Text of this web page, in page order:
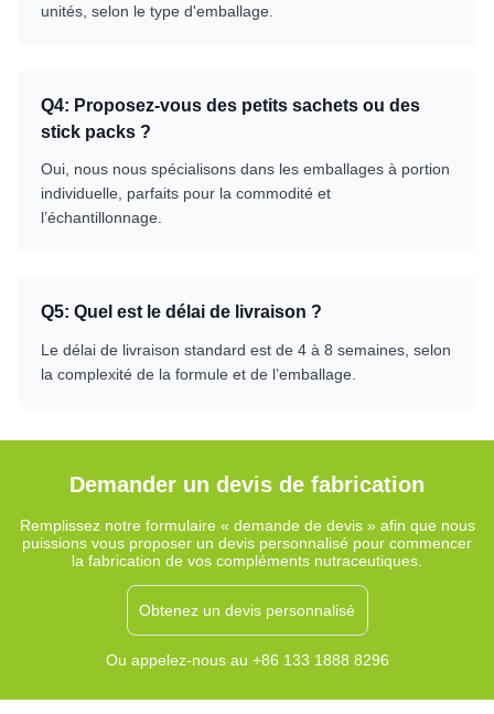
unités, selon le type d'emballage.
Q4: Proposez-vous des petits sachets ou des
stick packs ?
Oui, nous nous spécialisons dans les emballages à portion
individuelle, parfaits pour la commodité et
l’échantillonnage.
Q5: Quel est le délai de livraison ?
Le délai de livraison standard est de 4 à 8 semaines, selon
la complexité de la formule et de l’emballage.
Demander un devis de fabrication
Remplissez notre formulaire « demande de devis » afin que nous
puissions vous proposer un devis personnalisé pour commencer
la fabrication de vos compléments nutraceutiques.
Obtenez un devis personnalisé
Ou appelez-nous au +86 133 1888 8296